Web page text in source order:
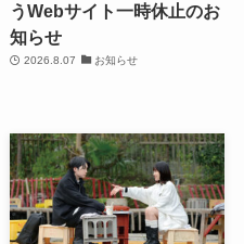
うWebサイト一時休止のお
知らせ
2026.8.07 お知らせ